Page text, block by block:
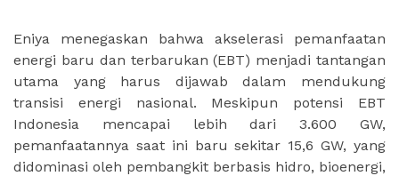
Eniya menegaskan bahwa akselerasi pemanfaatan
energi baru dan terbarukan (EBT) menjadi tantangan
utama yang harus dijawab dalam mendukung
transisi energi nasional. Meskipun potensi EBT
Indonesia mencapai lebih dari 3.600 GW,
pemanfaatannya saat ini baru sekitar 15,6 GW, yang
didominasi oleh pembangkit berbasis hidro, bioenergi,